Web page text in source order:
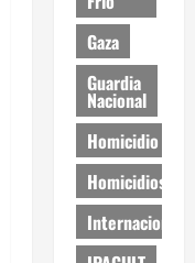
Gaza
Guardia
Nacional
Homicidio
Homicidios
Internacional